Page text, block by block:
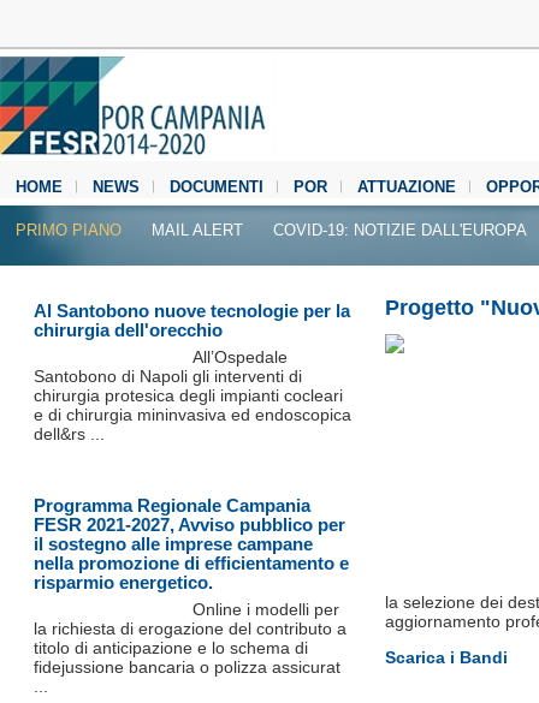
HOME NEWS DOCUMENTI POR ATTUAZIONE
MEDIA CENTER
PRIMO PIANO MAIL ALERT COVID-19: NOTIZIE DALL'EUROPA
Progetto
la selezione dei
aggiornamento
Scarica i Bandi
Al Santobono nuove tecnologie per la
chirurgia dell'orecchio
All’Ospedale
Santobono di Napoli gli interventi di
chirurgia protesica degli impianti cocleari
e di chirurgia mininvasiva ed endoscopica
dell&rs ...
Programma Regionale Campania
FESR 2021-2027, Avviso pubblico per
il sostegno alle imprese campane
nella promozione di efficientamento e
risparmio energetico.
Online i modelli per
la richiesta di erogazione del contributo a
titolo di anticipazione e lo schema di
fidejussione bancaria o polizza assicurat